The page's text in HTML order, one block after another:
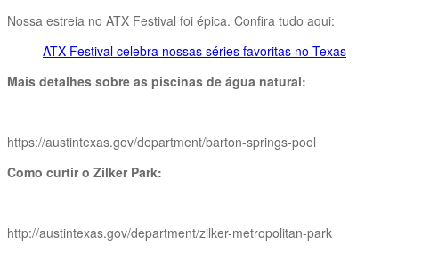
Nossa estreia no ATX Festival foi épica. Confira tudo aqui:
ATX Festival celebra nossas séries favoritas no Texas
Mais detalhes sobre as piscinas de água natural:
https://austintexas.gov/department/barton-springs-pool
Como curtir o Zilker Park:
http://austintexas.gov/department/zilker-metropolitan-park